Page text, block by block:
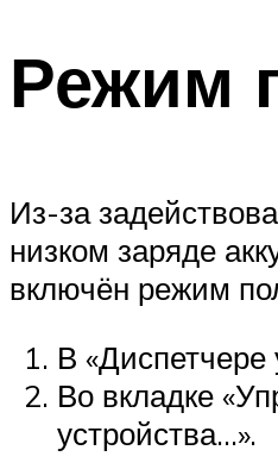
Режим
Из-за
низком заряде
включён режим
В
Во вкладке
устройства…».